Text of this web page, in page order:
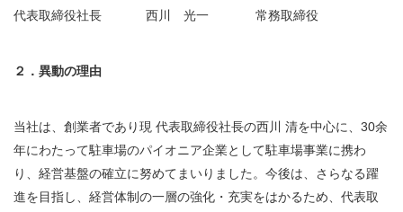
代表取締役社長
西川 光一 常務取締役
２．異動の理由
当社は、創業者であり現 代表取締役社長の西川 清を中心に、30余
年にわたって駐車場のパイオニア企業として駐車場事業に携わ
り、経営基盤の確立に努めてまいりました。今後は、さらなる躍
進を目指し、経営体制の一層の強化・充実をはかるため、代表取